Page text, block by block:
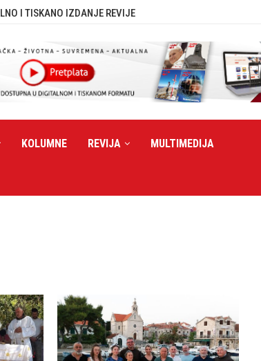
I TISKANO IZDANJE REVIJE
KOLUMNE REVIJA MULTIMEDIJA